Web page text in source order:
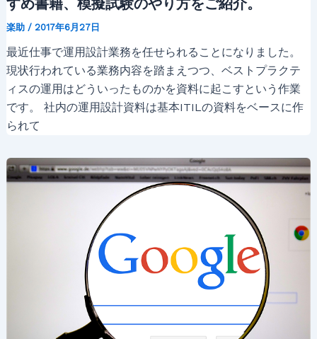
楽助 / 2017年6月27日
最近仕事で運用設計業務を任せられることになりました。
現状行われている業務内容を踏まえつつ、ベストプラクテ
ィスの運用はどういったものかを資料に起こすという作業
です。 社内の運用設計資料は基本ITILの資料をベースに作
られて